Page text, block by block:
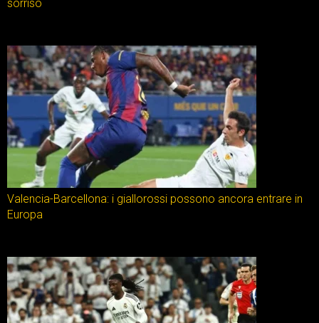
sorriso
Valencia-Barcellona: i giallorossi possono ancora entrare in
Europa